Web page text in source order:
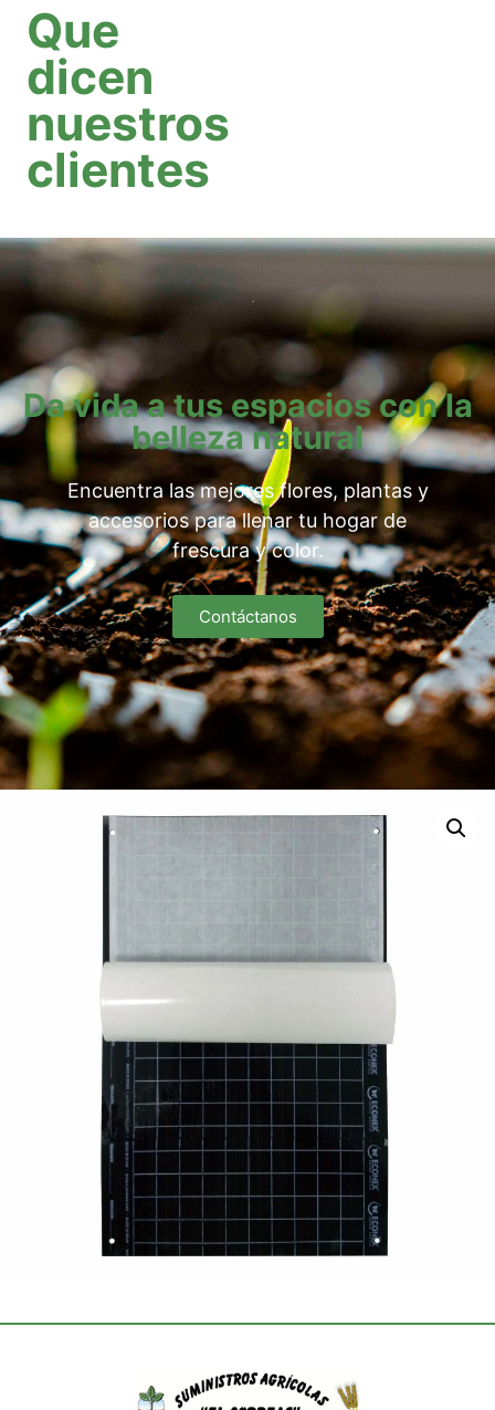
Que
dicen
nuestros
clientes
Da vida a tus espacios con la
belleza natural
Encuentra las mejores flores, plantas y
accesorios para llenar tu hogar de
frescura y color.
Contáctanos